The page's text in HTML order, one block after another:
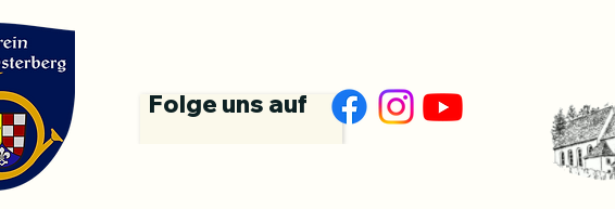
Folge uns auf